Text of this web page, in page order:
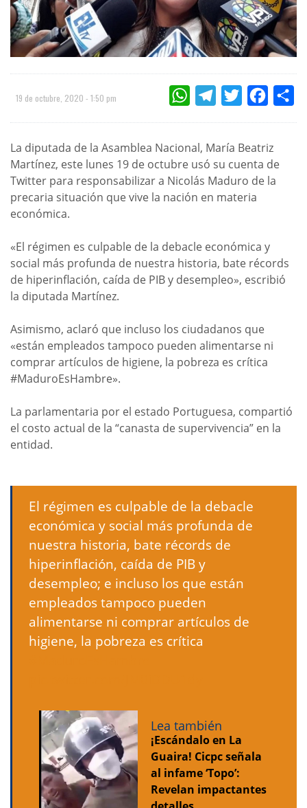
19 de octubre, 2020 - 1:50 pm WHATSAPPTELEGRAMTWITTER
La diputada de la Asamblea Nacional, María Beatriz
Martínez, este lunes 19 de octubre usó su cuenta de
Twitter para responsabilizar a Nicolás Maduro de la
precaria situación que vive la nación en materia
económica.
«El régimen es culpable de la debacle económica y
social más profunda de nuestra historia, bate récords
de hiperinflación, caída de PIB y desempleo», escribió
la diputada Martínez.
Asimismo, aclaró que incluso los ciudadanos que
«están empleados tampoco pueden alimentarse ni
comprar artículos de higiene, la pobreza es crítica
#MaduroEsHambre».
La parlamentaria por el estado Portuguesa, compartió
el costo actual de la “canasta de supervivencia” en la
entidad.
El régimen es culpable de la debacle
económica y social más profunda de
nuestra historia, bate récords de
hiperinflación, caída de PIB y
desempleo; e incluso los que están
empleados tampoco pueden
alimentarse ni comprar artículos de
higiene, la pobreza es crítica
Lea también
¡Escándalo en La
Guaira! Cicpc señala
al infame ‘Topo’:
Revelan impactantes